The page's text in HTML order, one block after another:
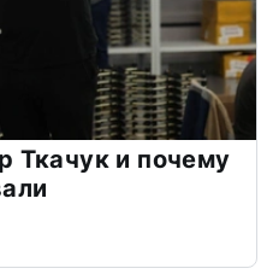
Ткачук и почему